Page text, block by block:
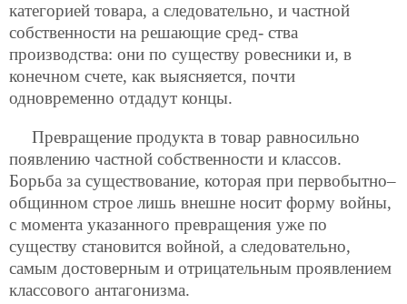
категорией товара, а следовательно, и частной
собственности на решающие сред- ства
производства: они по существу ровесники и, в
конечном счете, как выясняется, почти
одновременно отдадут концы.
Превращение продукта в товар равносильно
появлению частной собственности и классов.
Борьба за существование, которая при первобытно–
общинном строе лишь внешне носит форму войны,
с момента указанного превращения уже по
существу становится войной, а следовательно,
самым достоверным и отрицательным проявлением
классового антагонизма.